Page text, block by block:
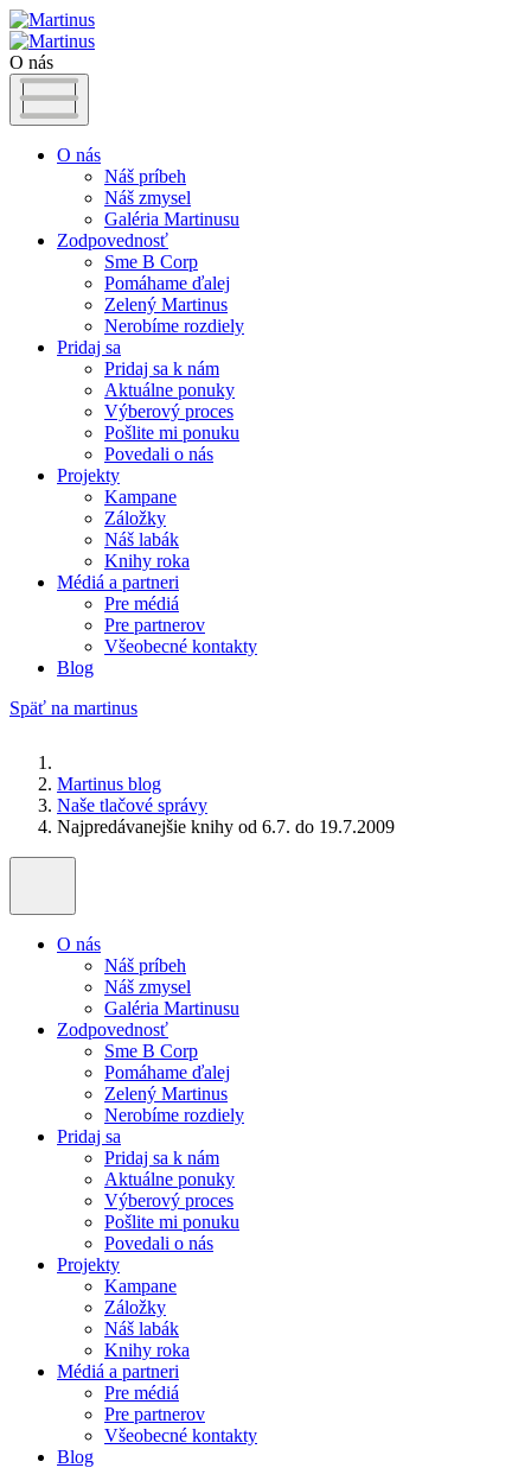
O nás
O nás
Náš príbeh
Náš zmysel
Galéria Martinusu
Zodpovednosť
Sme B Corp
Pomáhame ďalej
Zelený Martinus
Nerobíme rozdiely
Pridaj sa
Pridaj sa k nám
Aktuálne ponuky
Výberový proces
Pošlite mi ponuku
Povedali o nás
Projekty
Kampane
Záložky
Náš labák
Knihy roka
Médiá a partneri
Pre médiá
Pre partnerov
Všeobecné kontakty
Blog
Späť na martinus
Martinus blog
Naše tlačové správy
Najpredávanejšie knihy od 6.7. do 19.7.2009
O nás
Náš príbeh
Náš zmysel
Galéria Martinusu
Zodpovednosť
Sme B Corp
Pomáhame ďalej
Zelený Martinus
Nerobíme rozdiely
Pridaj sa
Pridaj sa k nám
Aktuálne ponuky
Výberový proces
Pošlite mi ponuku
Povedali o nás
Projekty
Kampane
Záložky
Náš labák
Knihy roka
Médiá a partneri
Pre médiá
Pre partnerov
Všeobecné kontakty
Blog